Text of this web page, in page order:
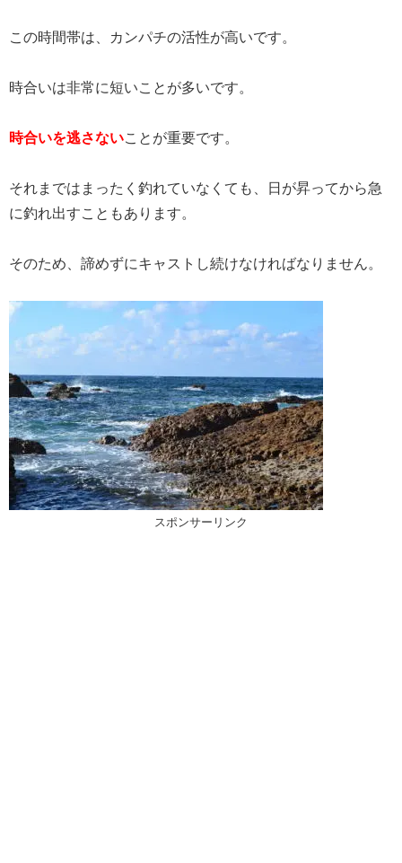
この時間帯は、カンパチの活性が高いです。
時合いは非常に短いことが多いです。
時合いを逃さない ことが重要です。
それまではまったく釣れていなくても、日が昇ってから急
に釣れ出すこともあります。
そのため、諦めずにキャストし続けなければなりません。
スポンサーリンク